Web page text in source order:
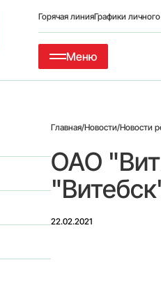
Горячая линияГрафики
Меню
Главная/Новости/Новости
ОАО
22.02.2021